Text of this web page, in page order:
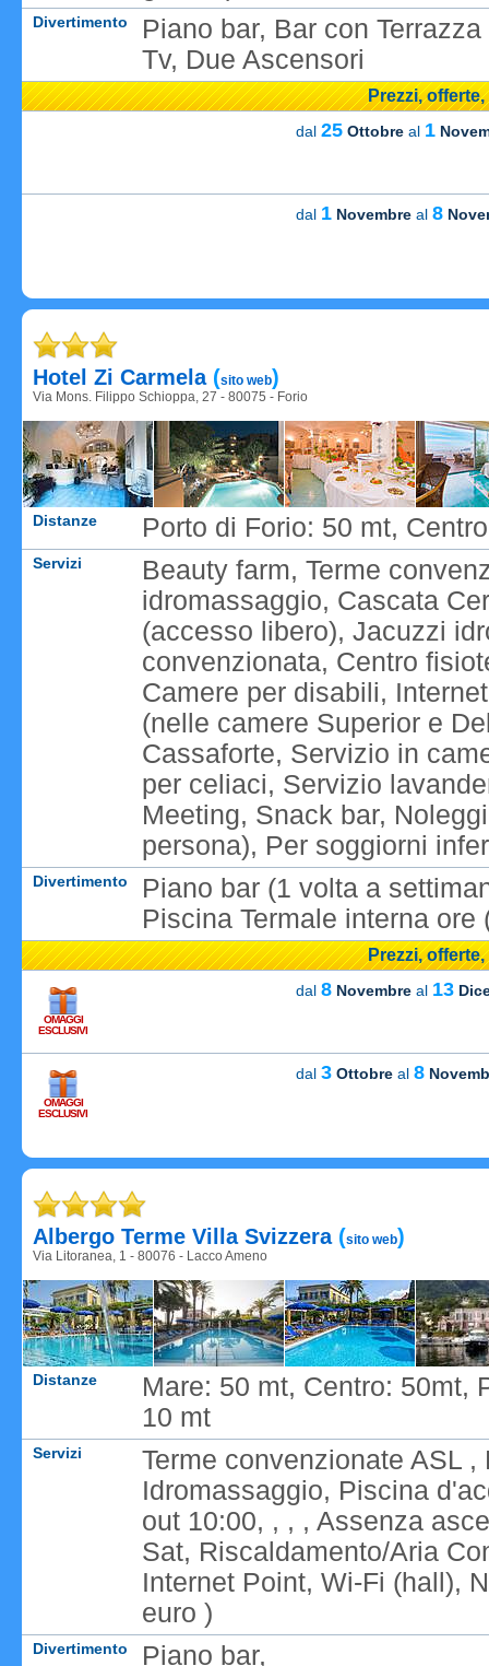
Divertimento
Piano bar, Bar con
Tv, Due Ascensori
Prezzi,
dal 25 Ottobre al 1
dal 1 Novembre al 8
Hotel Zi Carmela(sito web)
Via Mons. Filippo Schioppa, 27 - 80075 - Forio
Distanze Porto di Forio: 50 mt,
Servizi
Beauty farm, Terme
idromassaggio, Cascata
(accesso libero), Jacuzzi
convenzionata, Centro
Camere per disabili,
(nelle camere Superior e
Cassaforte, Servizio in
per celiaci, Servizio
Meeting, Snack bar,
persona), Per soggiorni
Divertimento
Piano bar (1 volta a
Piscina Termale interna ore
Prezzi,
OMAGGI
ESCLUSIVI
dal 8 Novembre al 13
OMAGGI
ESCLUSIVI
dal 3 Ottobre al 8
Albergo Terme Villa Svizzera(sito web)
Via Litoranea, 1 - 80076 - Lacco Ameno
Distanze
Mare: 50 mt, Centro: 50mt,
10 mt
Servizi
Terme convenzionate ASL
Idromassaggio, Piscina
out 10:00, , , , Assenza
Sat, Riscaldamento/Aria
Internet Point, Wi-Fi (hall),
euro )
Divertimento Piano bar,